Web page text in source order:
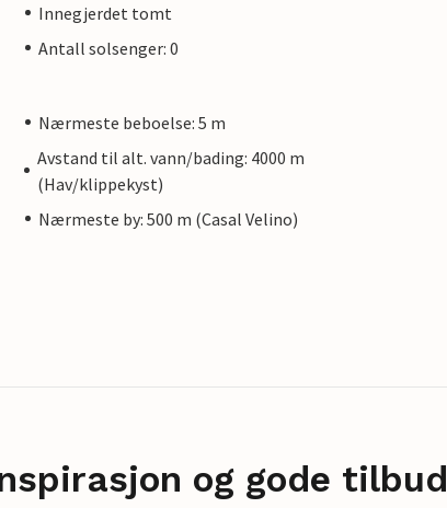
Innegjerdet tomt
Antall solsenger: 0
Nærmeste beboelse: 5 m
Avstand til alt. vann/bading: 4000 m
(Hav/klippekyst)
Nærmeste by: 500 m (Casal Velino)
og gode tilbud